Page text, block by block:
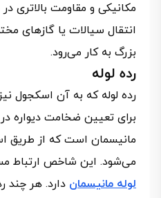
مکانیکی و مقاومت بالاتری در
انتقال سیالات یا گازهای
بزرگ به کار می‌رود.
رده لوله
رده لوله که به آن اسکجول
برای تعیین ضخامت دیواره
مانیسمان است که از طریق
می‌شود. این شاخص ارتباط
لوله مانیسمان دارد. هر چند